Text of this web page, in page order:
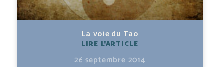
La voie du Tao
LIRE L'ARTICLE
26 septembre 2014